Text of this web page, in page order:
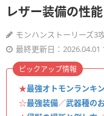
レザー装備の性
モンハンストーリーズ3
最終更新日：2026.04.01
★最強オトモンランキ
☆最強装備／武器種の
ピックアップ情報